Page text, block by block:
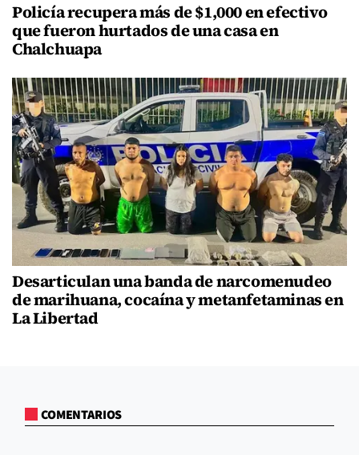
Policía recupera más de $1,000 en efectivo
que fueron hurtados de una casa en
Chalchuapa
Desarticulan una banda de narcomenudeo
de marihuana, cocaína y metanfetaminas en
La Libertad
COMENTARIOS